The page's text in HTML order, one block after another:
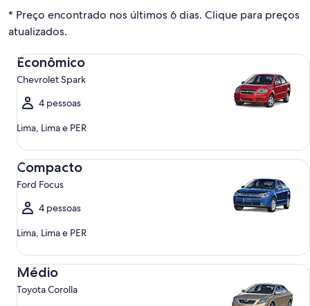
* Preço encontrado nos últimos 6 dias. Clique para preços
atualizados.
Econômico
Chevrolet Spark
4 pessoas
Lima, Lima e PER
Econômico Chevrolet Spark
Compacto
Ford Focus
4 pessoas
Lima, Lima e PER
Compacto Ford Focus
Médio
Toyota Corolla
Médio Toyota Corolla